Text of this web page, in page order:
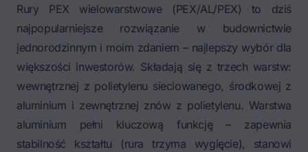
Rury PEX wielowarstwowe (PEX/AL/PEX) to dziś
najpopularniejsze rozwiązanie w budownictwie
jednorodzinnym i moim zdaniem – najlepszy wybór dla
większości inwestorów. Składają się z trzech warstw:
wewnętrznej z polietylenu sieciowanego, środkowej z
aluminium i zewnętrznej znów z polietylenu. Warstwa
aluminium pełni kluczową funkcję – zapewnia
stabilność kształtu (rura trzyma wygięcie), stanowi